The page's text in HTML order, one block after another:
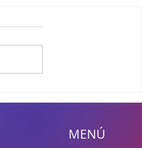
4: Sentinels sigue invicto,
MENÚ